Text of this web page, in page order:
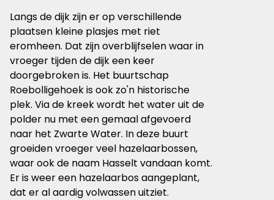
Langs de dijk zijn er op verschillende
plaatsen kleine plasjes met riet
eromheen. Dat zijn overblijfselen waar in
vroeger tijden de dijk een keer
doorgebroken is. Het buurtschap
Roebolligehoek is ook zo'n historische
plek. Via de kreek wordt het water uit de
polder nu met een gemaal afgevoerd
naar het Zwarte Water. In deze buurt
groeiden vroeger veel hazelaarbossen,
waar ook de naam Hasselt vandaan komt.
Er is weer een hazelaarbos aangeplant,
dat er al aardig volwassen uitziet.